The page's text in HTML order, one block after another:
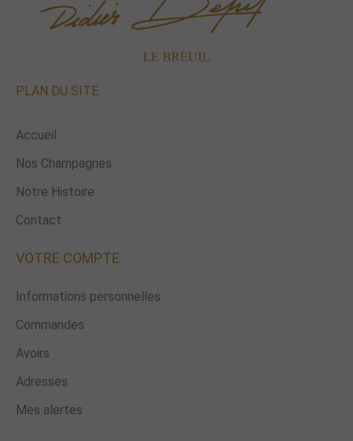
PLAN DU SITE
Accueil
Nos Champagnes
Notre Histoire
Contact
VOTRE COMPTE
Informations personnelles
Commandes
Avoirs
Adresses
Mes alertes